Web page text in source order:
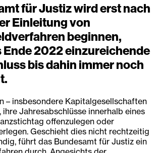
für Justiz wird erst nach
Einleitung von
beginnen,
Ende 2022 einzureichende
bis dahin immer noch
– insbesondere Kapitalgesellschaften
Jahresabschlüsse innerhalb eines
offenzulegen oder
Geschieht dies nicht rechtzeitig
führt das Bundesamt für Justiz ein